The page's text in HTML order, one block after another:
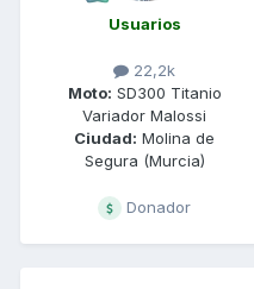
Usuarios
22,2k
Moto: SD300 Titanio
Variador Malossi
Ciudad: Molina de
Segura (Murcia)
Donador